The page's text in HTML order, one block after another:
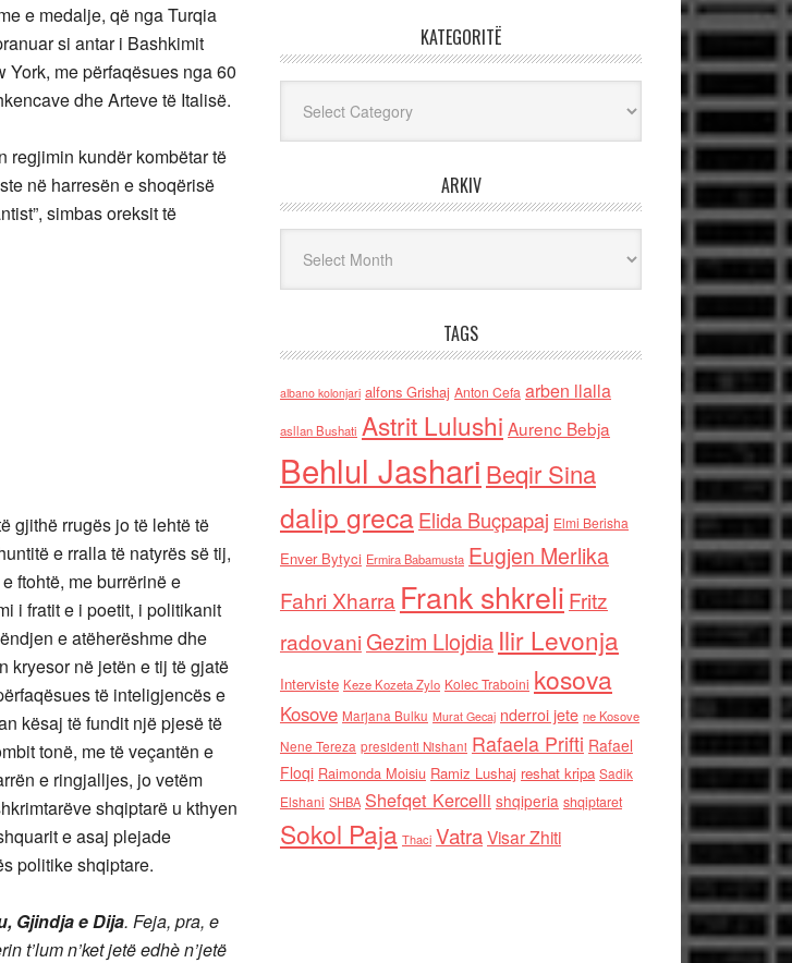
e medalje, që nga Turqia
si antar i Bashkimit
me përfaqësues nga 60
dhe Arteve të Italisë.
regjimin kundër kombëtar të
në harresën e shoqërisë
simbas oreksit të
gjithë rrugës jo të lehtë të
e rralla të natyrës së tij,
ftohtë, me burrërinë e
i fratit e i poetit, i politikanit
e atëherëshme dhe
kryesor në jetën e tij të gjatë
të inteligjencës e
kësaj të fundit një pjesë të
tonë, me të veçantën e
e ringjalljes, jo vetëm
shqiptarë u kthyen
e asaj plejade
politike shqiptare.
Gjindja e Dija. Feja, pra, e
t’lum n’ket jetë edhè n’jetë
KATEGORITË
ARKIV
TAGS
albano kolonjari alfons Grishaj Anton Cefa arben llalla
asllan Bushati Astrit Lulushi Aurenc Bebja
Behlul Jashari Beqir Sina
dalip grecaElida Buçpapaj Elmi Berisha
Enver Bytyci Ermira Babamusta Eugjen Merlika
Fahri Xharra Frank shkreli Fritz
radovaniGezim Llojdia Ilir Levonja
Interviste Keze Kozeta Zylo Kolec Traboini kosova
Kosove Marjana Bulku Murat Gecaj nderroi jete ne Kosove
Nene Tereza presidenti Nishani Rafaela Prifti Rafael
Floqi Raimonda Moisiu Ramiz Lushaj reshat kripa Sadik
Elshani SHBA Shefqet Kercelli shqiperia shqiptaret
Sokol Paja Thaci VatraVisar Zhiti